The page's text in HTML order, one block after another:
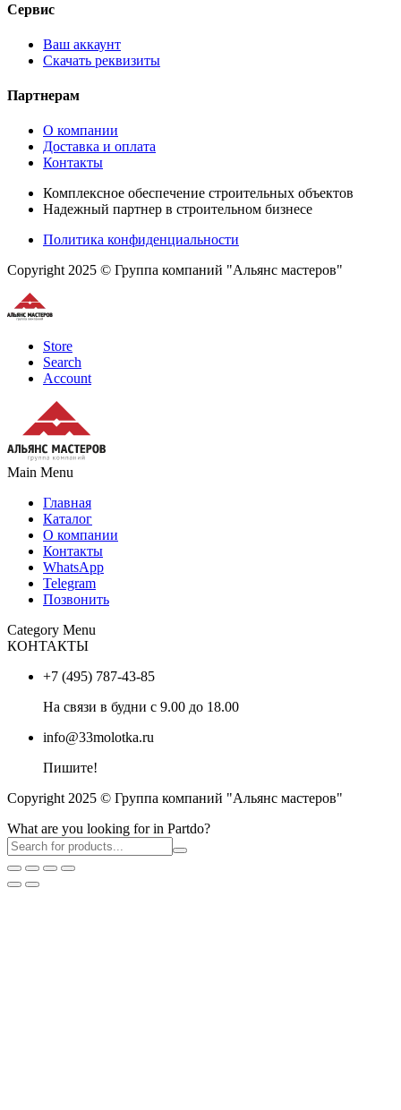
Сервис
Ваш аккаунт
Скачать реквизиты
Партнерам
О компании
Доставка и оплата
Контакты
Комплексное обеспечение строительных объектов
Надежный партнер в строительном бизнесе
Политика конфиденциальности
Copyright 2025 © Группа компаний "Альянс мастеров"
Store
Search
Account
Main Menu
Главная
Каталог
О компании
Контакты
WhatsApp
Telegram
Позвонить
Category Menu
КОНТАКТЫ
+7 (495) 787-43-85
На связи в будни с 9.00 до 18.00
info@33molotka.ru
Пишите!
Copyright 2025 © Группа компаний "Альянс мастеров"
What are you looking for in Partdo?